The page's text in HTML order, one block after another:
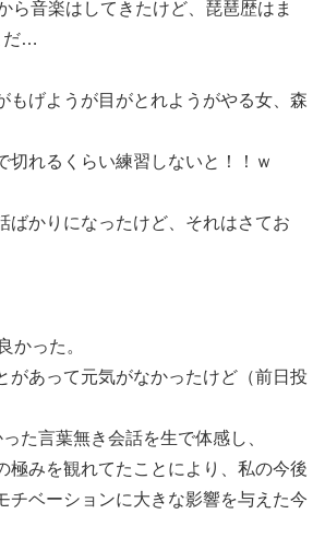
ら音楽はしてきたけど、琵琶歴はま
だ…
げようが目がとれようがやる女、森
切れるくらい練習しないと！！ｗ
ばかりになったけど、それはさてお
かった。
があって元気がなかったけど（前日投
た言葉無き会話を生で体感し、
極みを観れてたことにより、私の今後
チベーションに大きな影響を与えた今